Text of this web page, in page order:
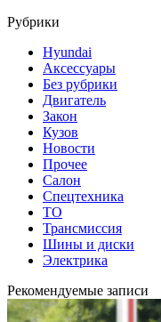
Рубрики
Hyundai
Аксессуары
Без рубрики
Двигатель
Закон
Кузов
Новости
Прочее
Салон
Спецтехника
ТО
Трансмиссия
Шины и диски
Электрика
Рекомендуемые записи